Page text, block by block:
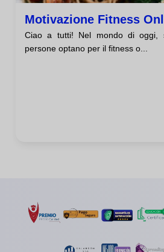
Motivazione Fitness
Ciao a tutti! Nel mondo di oggi,
persone optano per il fitness o...